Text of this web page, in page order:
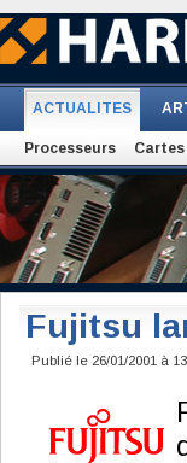
ACTUALITES
Processeurs Cartes
Fujitsu
Publié le 26/01/2001 à